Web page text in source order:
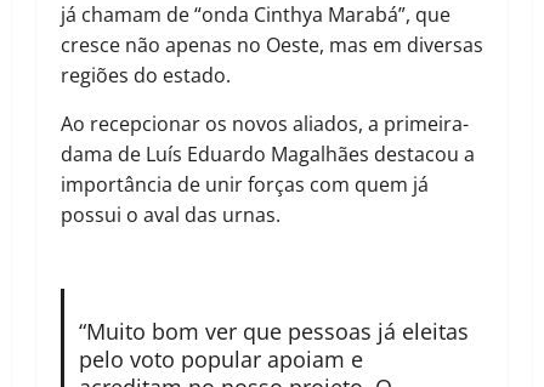
já chamam de “onda Cinthya Marabá”, que
cresce não apenas no Oeste, mas em diversas
regiões do estado.
Ao recepcionar os novos aliados, a primeira-
dama de Luís Eduardo Magalhães destacou a
importância de unir forças com quem já
possui o aval das urnas.
“Muito bom ver que pessoas já eleitas
pelo voto popular apoiam e